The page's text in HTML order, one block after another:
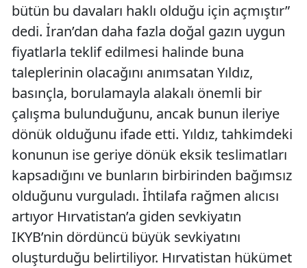
bütün bu davaları haklı olduğu için açmıştır”
dedi. İran’dan daha fazla doğal gazın uygun
fiyatlarla teklif edilmesi halinde buna
taleplerinin olacağını anımsatan Yıldız,
basınçla, borulamayla alakalı önemli bir
çalışma bulunduğunu, ancak bunun ileriye
dönük olduğunu ifade etti. Yıldız, tahkimdeki
konunun ise geriye dönük eksik teslimatları
kapsadığını ve bunların birbirinden bağımsız
olduğunu vurguladı. İhtilafa rağmen alıcısı
artıyor Hırvatistan’a giden sevkiyatın
IKYB’nin dördüncü büyük sevkiyatını
oluşturduğu belirtiliyor. Hırvatistan hükümet